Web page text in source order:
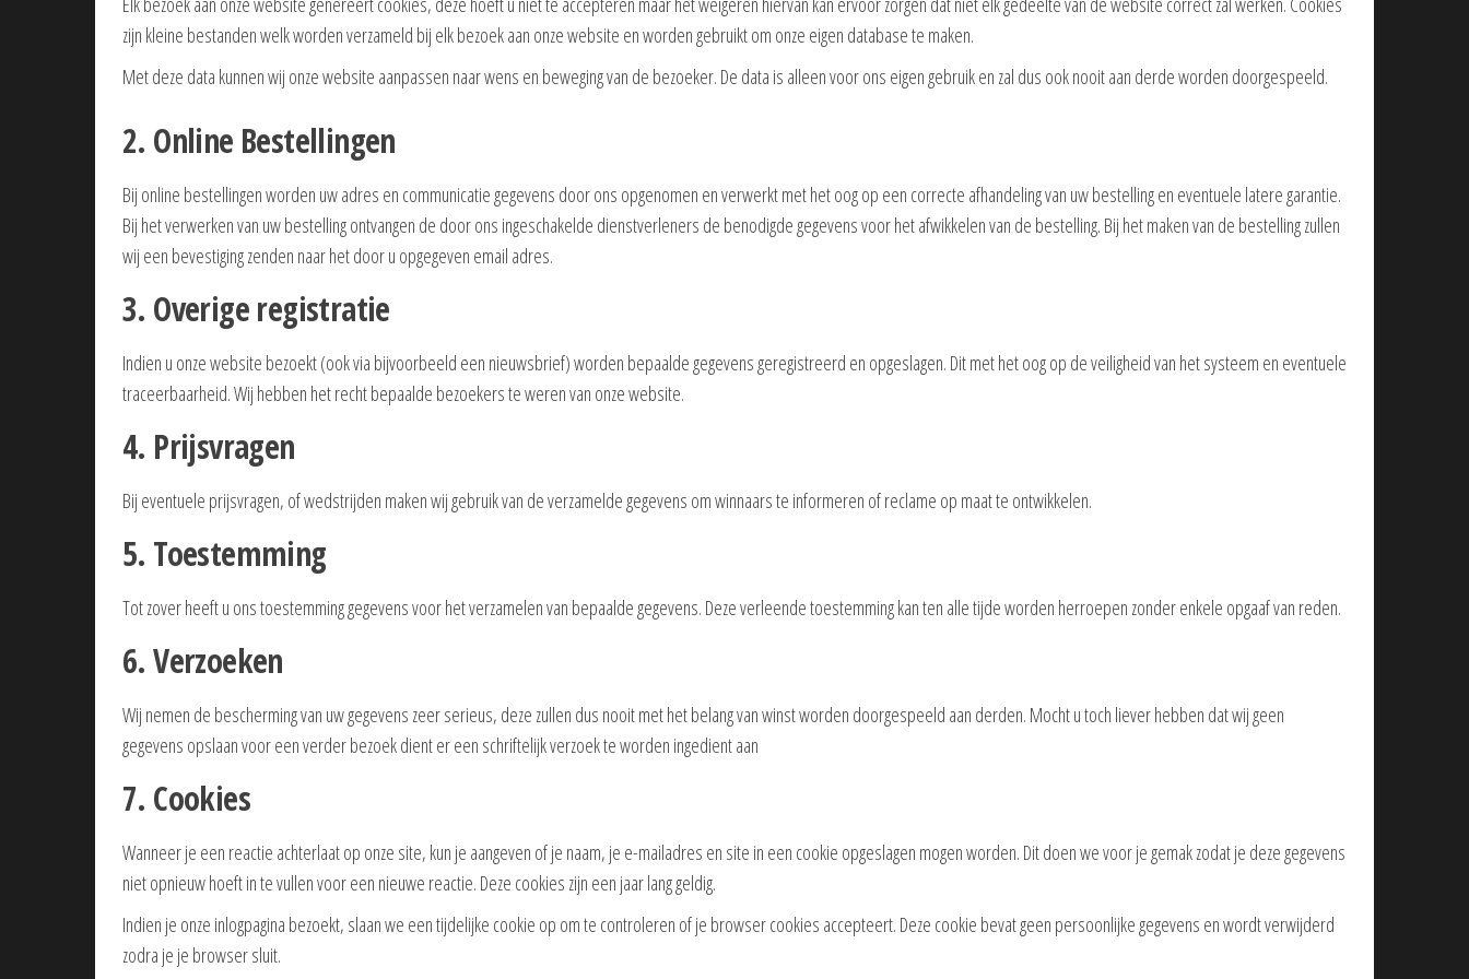
zijn kleine bestanden welk worden verzameld bij elk bezoek aan onze website en worden gebruikt om onze eigen database te maken.
Met deze data kunnen wij onze website aanpassen naar wens en beweging van de bezoeker. De data is alleen voor ons eigen gebruik en zal dus ook nooit aan derde worden doorgespeeld.
2. Online Bestellingen
Bij online bestellingen worden uw adres en communicatie gegevens door ons opgenomen en verwerkt met het oog op een correcte afhandeling van uw bestelling en eventuele latere garantie.
Bij het verwerken van uw bestelling ontvangen de door ons ingeschakelde dienstverleners de benodigde gegevens voor het afwikkelen van de bestelling. Bij het maken van de bestelling zullen
wij een bevestiging zenden naar het door u opgegeven email adres.
3. Overige registratie
Indien u onze website bezoekt (ook via bijvoorbeeld een nieuwsbrief) worden bepaalde gegevens geregistreerd en opgeslagen. Dit met het oog op de veiligheid van het systeem en eventuele
traceerbaarheid. Wij hebben het recht bepaalde bezoekers te weren van onze website.
4. Prijsvragen
Bij eventuele prijsvragen, of wedstrijden maken wij gebruik van de verzamelde gegevens om winnaars te informeren of reclame op maat te ontwikkelen.
5. Toestemming
Tot zover heeft u ons toestemming gegevens voor het verzamelen van bepaalde gegevens. Deze verleende toestemming kan ten alle tijde worden herroepen zonder enkele opgaaf van reden.
6. Verzoeken
Wij nemen de bescherming van uw gegevens zeer serieus, deze zullen dus nooit met het belang van winst worden doorgespeeld aan derden. Mocht u toch liever hebben dat wij geen
gegevens opslaan voor een verder bezoek dient er een schriftelijk verzoek te worden ingedient aan
7. Cookies
Wanneer je een reactie achterlaat op onze site, kun je aangeven of je naam, je e-mailadres en site in een cookie opgeslagen mogen worden. Dit doen we voor je gemak zodat je deze gegevens
niet opnieuw hoeft in te vullen voor een nieuwe reactie. Deze cookies zijn een jaar lang geldig.
Indien je onze inlogpagina bezoekt, slaan we een tijdelijke cookie op om te controleren of je browser cookies accepteert. Deze cookie bevat geen persoonlijke gegevens en wordt verwijderd
zodra je je browser sluit.